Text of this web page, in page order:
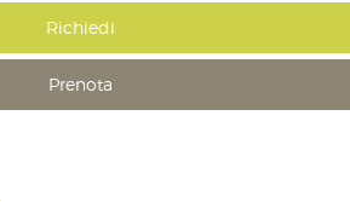
Richiedi
Prenota